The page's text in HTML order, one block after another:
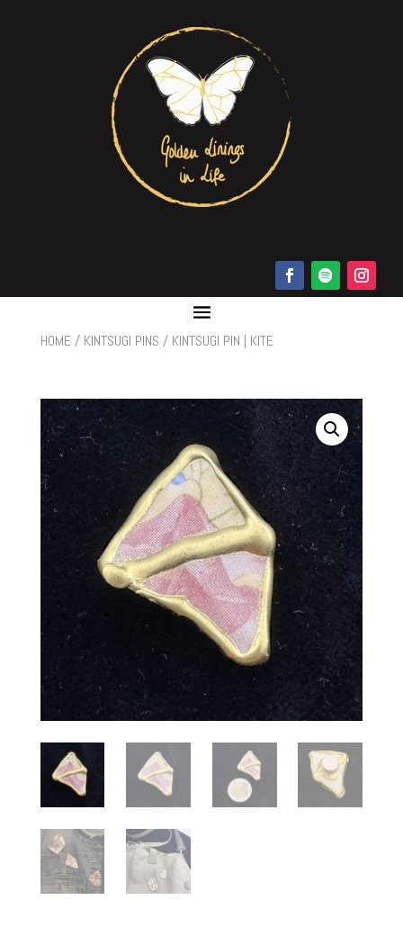
HOME/ KINTSUGI PINS / KINTSUGI PIN | KITE